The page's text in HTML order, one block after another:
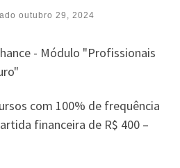
outubro 29, 2024
com 100% de frequência
financeira de R$ 400 –